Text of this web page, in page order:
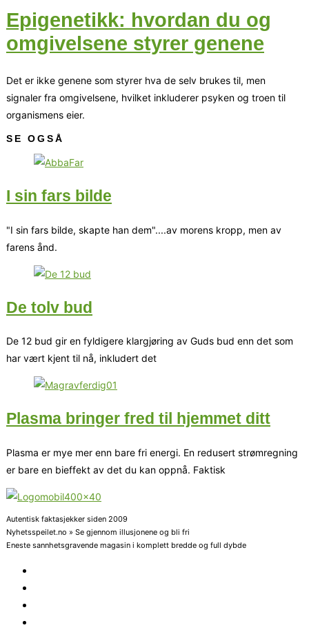
Epigenetikk: hvordan du og
omgivelsene styrer genene
Det er ikke genene som styrer hva de selv brukes til, men
signaler fra omgivelsene, hvilket inkluderer psyken og troen til
organismens eier.
SE OGSÅ
I sin fars bilde
"I sin fars bilde, skapte han dem"....av morens kropp, men av
farens ånd.
De tolv bud
De 12 bud gir en fyldigere klargjøring av Guds bud enn det som
har vært kjent til nå, inkludert det
Plasma bringer fred til hjemmet ditt
Plasma er mye mer enn bare fri energi. En redusert strømregning
er bare en bieffekt av det du kan oppnå. Faktisk
Autentisk faktasjekker siden 2009
Nyhetsspeilet.no » Se gjennom illusjonene og bli fri
Eneste sannhetsgravende magasin i komplett bredde og full dybde